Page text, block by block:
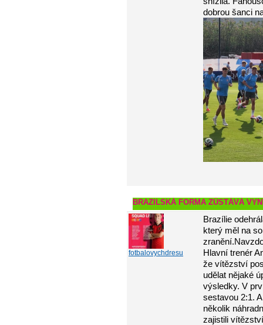
dobrou šanci
BRAZILSKÁ FORMA ZŮSTÁVÁ
fotbalovychdresu
Brazílie
který měl na
Hlavní trenér
že vítězství
udělat nějaké
výsledky. V
sestavou 2:1.
několik
zajistili